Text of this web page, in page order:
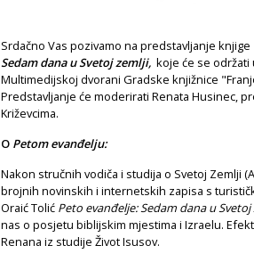
Srdačno Vas pozivamo na predstavljanje knjige
Sedam dana u Svetoj zemlji, koje će se održati
Multimedijskoj dvorani Gradske knjižnice
Predstavljanje će moderirati Renata Husinec,
Križevcima.
O Petom evanđelju:
Nakon stručnih vodiča i studija o Svetoj Zemlji
brojnih novinskih i internetskih zapisa s
Oraić Tolić Peto evanđelje: Sedam dana u Svetoj
nas o posjetu biblijskim mjestima i Izraelu.
Renana iz studije Život Isusov.